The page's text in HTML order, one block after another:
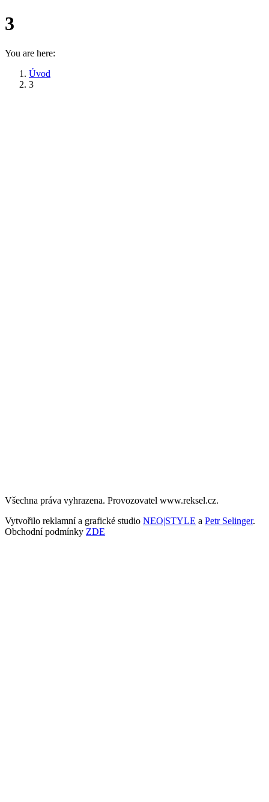
3
You are here:
Úvod
3
Všechna práva vyhrazena. Provozovatel www.reksel.cz.
Vytvořilo reklamní a grafické studio NEO|STYLE a Petr Selinger.
Obchodní podmínky ZDE